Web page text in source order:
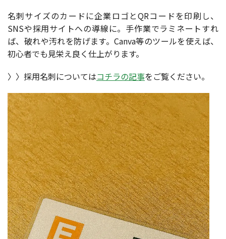
名刺サイズのカードに企業ロゴとQRコードを印刷し、
SNSや採用サイトへの導線に。手作業でラミネートすれ
ば、破れや汚れを防げます。Canva等のツールを使えば、
初心者でも見栄え良く仕上がります。
〉〉採用名刺についてはコチラの記事をご覧ください。